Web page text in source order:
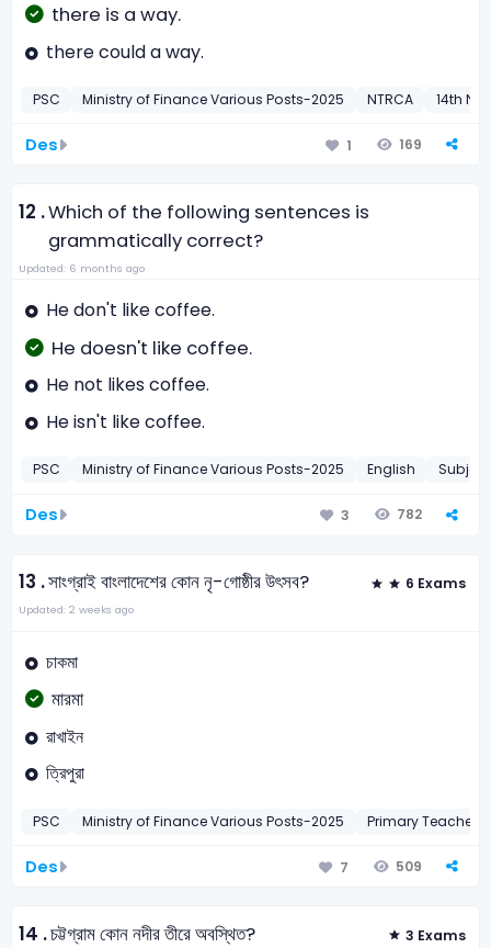
there is a way.
there could a way.
PSC Ministry of Finance Various Posts-2025 NTRCA 14th
Des 1 169
12 .Which of the following sentences is
grammatically correct?
Updated: 6 months ago
He don't like coffee.
He doesn't like coffee.
He not likes coffee.
He isn't like coffee.
PSC Ministry of Finance Various Posts-2025 English
Des 3 782
13 .সাংগ্রাই বাংলাদেশের কোন নৃ-গোষ্ঠীর উৎসব? 6 Exams
Updated: 2 weeks ago
চাকমা
মারমা
রাখাইন
ত্রিপুরা
PSC Ministry of Finance Various Posts-2025 Primary Teacher
Des 7 509
14 .চট্টগ্রাম কোন নদীর তীরে অবস্থিত? 3 Exams